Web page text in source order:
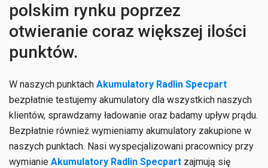
polskim rynku poprzez
otwieranie coraz większej ilości
punktów.
W naszych punktach Akumulatory Radlin Specpart
bezpłatnie testujemy akumulatory dla wszystkich naszych
klientów, sprawdzamy ładowanie oraz badamy upływ prądu.
Bezpłatnie również wymieniamy akumulatory zakupione w
naszych punktach. Nasi wyspecjalizowani pracownicy przy
wymianie Akumulatory Radlin Specpart zajmują się